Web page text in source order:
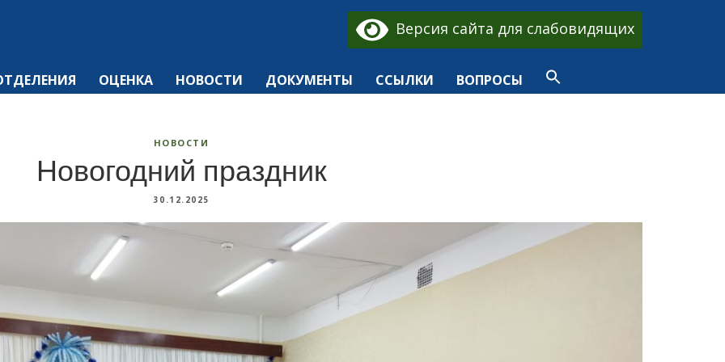
Версия сайта для слабовидящих
ОЦЕНКА НОВОСТИ ДОКУМЕНТЫ ССЫЛКИ ВОПРОСЫ
НОВОСТИ
Новогодний праздник
30.12.2025